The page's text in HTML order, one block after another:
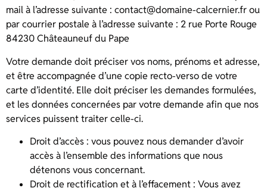
mail à l’adresse suivante : contact@domaine-calcernier.fr ou
par courrier postale à l’adresse suivante : 2 rue Porte Rouge
84230 Châteauneuf du Pape
Votre demande doit préciser vos noms, prénoms et adresse,
et être accompagnée d’une copie recto-verso de votre
carte d’identité. Elle doit préciser les demandes formulées,
et les données concernées par votre demande afin que nos
services puissent traiter celle-ci.
Droit d’accès : vous pouvez nous demander d’avoir
accès à l’ensemble des informations que nous
détenons vous concernant.
Droit de rectification et à l’effacement : Vous avez